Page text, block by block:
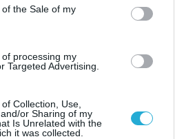
the Sale of my
processing my
Targeted Advertising.
Collection, Use,
or Sharing of my
Is Unrelated with the
it was collected.